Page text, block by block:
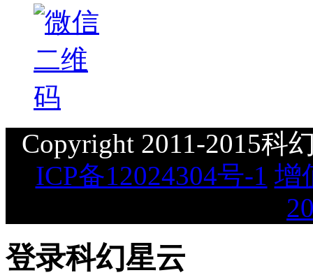
Copyright 2011-2015科
ICP备12024304号-1 增
登录科幻星云